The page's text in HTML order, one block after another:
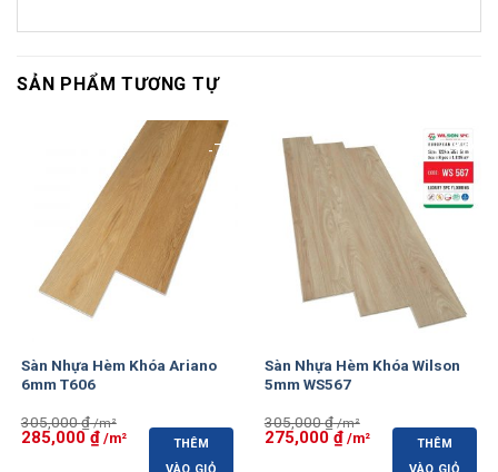
SẢN PHẨM TƯƠNG TỰ
-7%
Sàn Nhựa Hèm Khóa Ariano
6mm T606
305,000₫
Giá
285,000 ₫
Giá
THÊM
-10%
Sàn Nhựa Hèm Khóa Wilson
5mm WS567
305,000₫
Giá
275,000 ₫
Giá
THÊM